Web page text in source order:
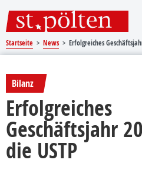
Startseite News Erfolgreiches
Bilanz
Erfolgreiches
Geschäftsjahr
die USTP